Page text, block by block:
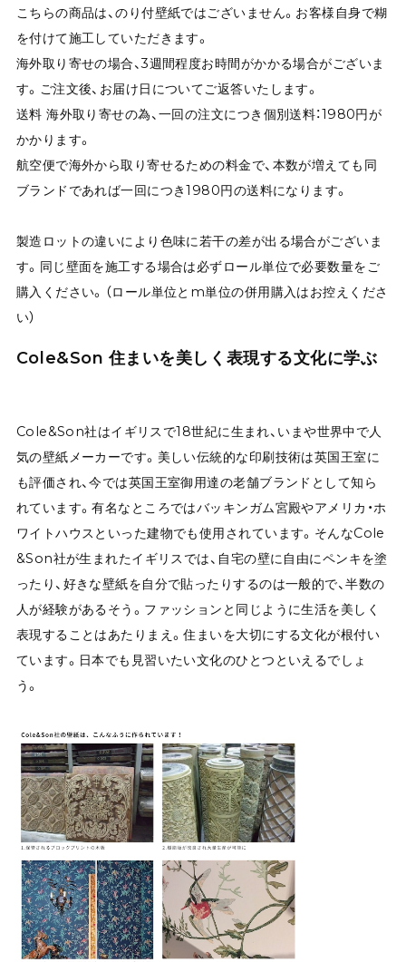
こちらの商品は、のり付壁紙ではございません。お客様自身で糊
を付けて施工していただきます。
海外取り寄せの場合、3週間程度お時間がかかる場合がございま
す。ご注文後、お届け日についてご返答いたします。
送料 海外取り寄せの為、一回の注文につき個別送料：1980円が
かかります。
航空便で海外から取り寄せるための料金で、本数が増えても同
ブランドであれば一回につき1980円の送料になります。
製造ロットの違いにより色味に若干の差が出る場合がございま
す。同じ壁面を施工する場合は必ずロール単位で必要数量をご
購入ください。（ロール単位とm単位の併用購入はお控えくださ
い）
Cole&Son 住まいを美しく表現する文化に学ぶ
Cole&Son社はイギリスで18世紀に生まれ、いまや世界中で人
気の壁紙メーカーです。美しい伝統的な印刷技術は英国王室に
も評価され、今では英国王室御用達の老舗ブランドとして知ら
れています。有名なところではバッキンガム宮殿やアメリカ・ホ
ワイトハウスといった建物でも使用されています。そんなCole
&Son社が生まれたイギリスでは、自宅の壁に自由にペンキを塗
ったり、好きな壁紙を自分で貼ったりするのは一般的で、半数の
人が経験があるそう。ファッションと同じように生活を美しく
表現することはあたりまえ。住まいを大切にする文化が根付い
ています。日本でも見習いたい文化のひとつといえるでしょ
う。